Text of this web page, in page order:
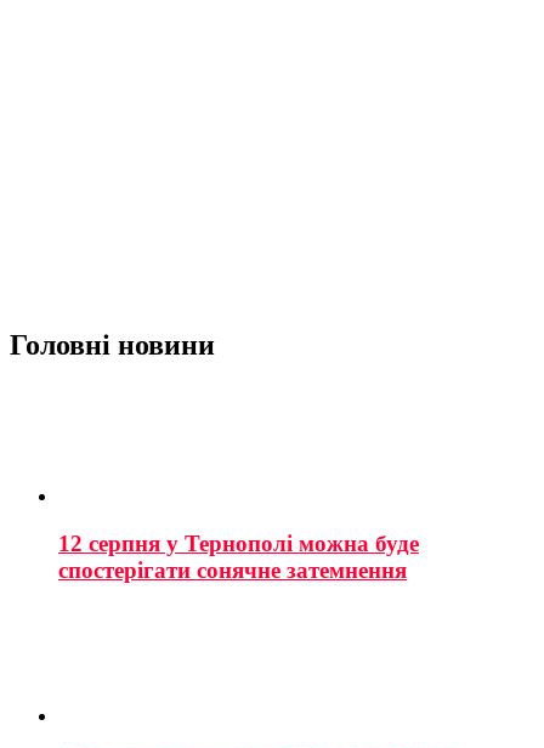
Головні новини
12 серпня у Тернополі можна буде
спостерігати сонячне затемнення